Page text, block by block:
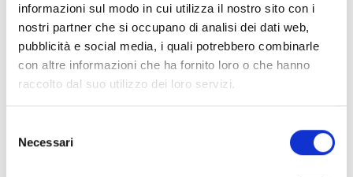
informazioni sul modo in cui utilizza il nostro sito con i
nostri partner che si occupano di analisi dei dati web,
pubblicità e social media, i quali potrebbero combinarle
con altre informazioni che ha fornito loro o che hanno
raccolto dal suo utilizzo dei loro servizi.
delNecessari